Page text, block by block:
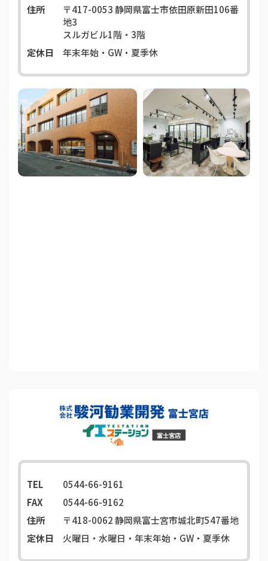
住所
〒417-0053静岡県富士市依田原新田106番
地3
スルガビル1階・3階
定休日
年末年始・GW・夏季休
TEL
0544-66-9161
FAX
0544-66-9162
住所
〒418-0062静岡県富士宮市城北町547番地
定休日
火曜日・水曜日・年末年始・GW・夏季休